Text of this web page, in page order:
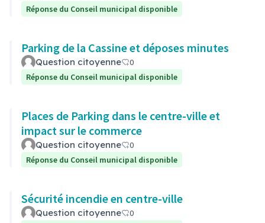
Réponse du Conseil municipal disponible
Parking de la Cassine et déposes minutes
Question citoyenne
0
Réponse du Conseil municipal disponible
Places de Parking dans le centre-ville et
impact sur le commerce
Question citoyenne
0
Réponse du Conseil municipal disponible
Sécurité incendie en centre-ville
Question citoyenne
0